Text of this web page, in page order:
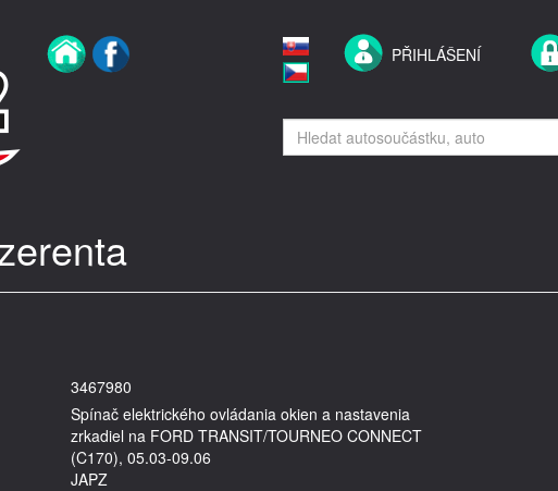
PŘIHLÁŠENÍ
3467980
Spínač elektrického ovládania okien a nastavenia
zrkadiel na FORD TRANSIT/TOURNEO CONNECT
(C170), 05.03-09.06
JAPZ